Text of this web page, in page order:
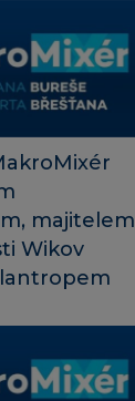
majitelem
Wikov